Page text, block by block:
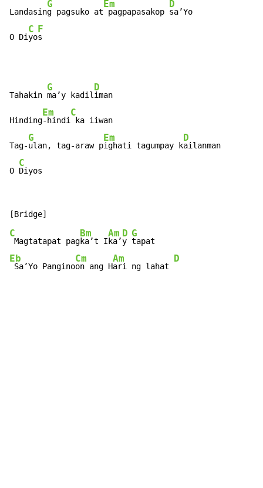
Landasin
G
g pagsuko at
Em
pagpapasakop
D
sa’Yo
O Di
C
yo
F
s
Tahakin
G
ma’y kadil
D
iman
Hinding
Em
-hindi
C
ka iiwan
Tag-
G
ulan, tag-araw p
Em
ighati tagumpay k
D
ailanman
O
C
Diyos
C
Magtatapat pag
Bm
ka’t I
Am
ka’
D
y
G
Eb
Sa’Yo Pangino
Cm
on ang H
Am
ari ng lahat
D